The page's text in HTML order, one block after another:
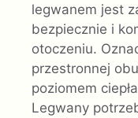
legwanem jest
bezpiecznie i
otoczeniu.
przestronnej
poziomem
Legwany